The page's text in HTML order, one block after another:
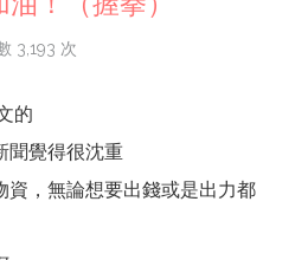
3,193 次
的
聞覺得很沈重
資，無論想要出錢或是出力都